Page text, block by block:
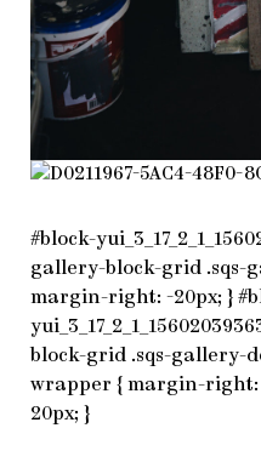
#block-
gallery-block-grid .sqs-
margin-right: -20px; }
block-grid .sqs-gallery-
wrapper { margin-right:
20px; }